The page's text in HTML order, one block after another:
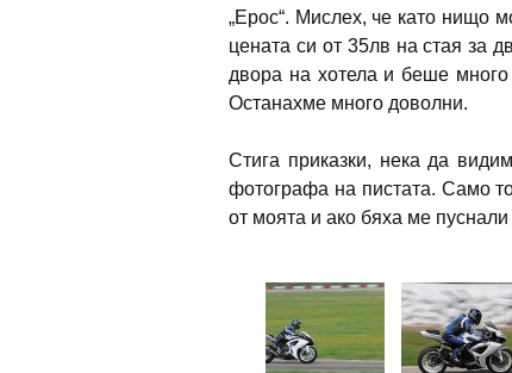
„Ерос“. Мислех, че като нищо
цената си от 35лв на стая за
двора на хотела и беше много
Останахме много доволни.
Стига приказки, нека да
фотографа на пистата. Само
от моята и ако бяха ме